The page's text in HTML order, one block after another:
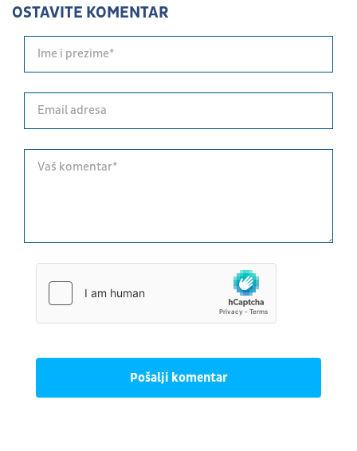
OSTAVITE KOMENTAR
Pošalji komentar